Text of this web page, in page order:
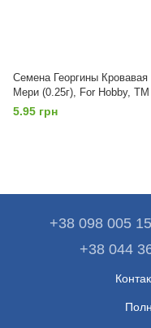
Семена Георгины Кровавая
Мери (0.25г), For Hobby, TM
Seeds
5.95 грн
+38 098 005
+38 044